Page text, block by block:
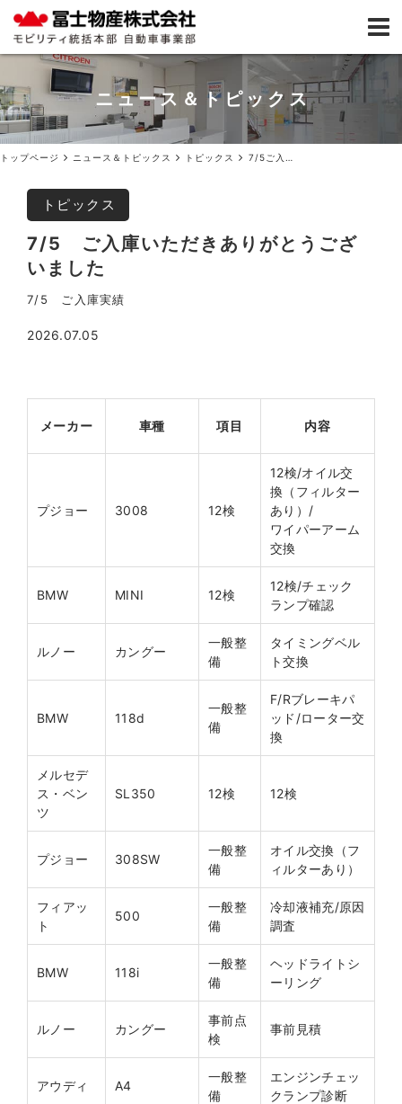
ニュース＆トピックス
トップページ ニュース＆トピックス トピックス
トピックス
7/5 ご入庫いただきありがとうござ
いました
7/5 ご入庫実績
2026.07.05
メーカー 車種 項目 内容
プジョー 3008 12検
12検/オイル交
換（フィルター
あり）/
ワイパーアーム
交換
BMW MINI 12検
12検/チェック
ランプ確認
ルノー カングー
一般整
備
タイミングベル
ト交換
BMW 118d
一般整
備
F/Rブレーキパ
ッド/ローター交
換
メルセデ
ス・ベン
ツ
SL350 12検 12検
プジョー 308SW
一般整
備
オイル交換（フ
ィルターあり）
フィアッ
ト
500
一般整
備
冷却液補充/原因
調査
BMW 118i
一般整
備
ヘッドライトシ
ーリング
ルノー カングー
事前点
検
事前見積
アウディ A4
一般整
備
エンジンチェッ
クランプ診断